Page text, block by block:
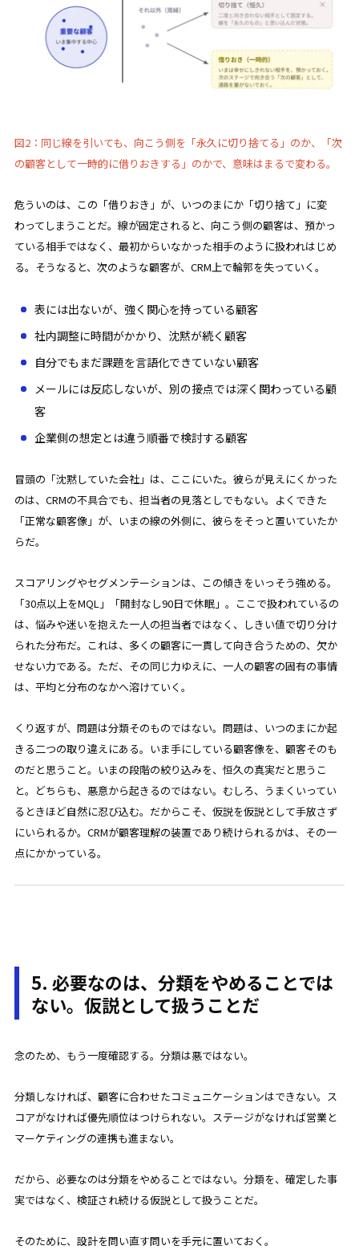
図2：同じ線を引いても、向こう側を「永久に切り捨てる」のか、「次
の顧客として一時的に借りおきする」のかで、意味はまるで変わる。
危ういのは、この「借りおき」が、いつのまにか「切り捨て」に変
わってしまうことだ。線が固定されると、向こう側の顧客は、預かっ
ている相手ではなく、最初からいなかった相手のように扱われはじめ
る。そうなると、次のような顧客が、CRM上で輪郭を失っていく。
表には出ないが、強く関心を持っている顧客
社内調整に時間がかかり、沈黙が続く顧客
自分でもまだ課題を言語化できていない顧客
メールには反応しないが、別の接点では深く関わっている顧
客
企業側の想定とは違う順番で検討する顧客
冒頭の「沈黙していた会社」は、ここにいた。彼らが見えにくかった
のは、CRMの不具合でも、担当者の見落としでもない。よくできた
「正常な顧客像」が、いまの線の外側に、彼らをそっと置いていたか
らだ。
スコアリングやセグメンテーションは、この傾きをいっそう強める。
「30点以上をMQL」「開封なし90日で休眠」。ここで扱われているの
は、悩みや迷いを抱えた一人の担当者ではなく、しきい値で切り分け
られた分布だ。これは、多くの顧客に一貫して向き合うための、欠か
せない力である。ただ、その同じ力ゆえに、一人の顧客の固有の事情
は、平均と分布のなかへ溶けていく。
くり返すが、問題は分類そのものではない。問題は、いつのまにか起
きる二つの取り違えにある。いま手にしている顧客像を、顧客そのも
のだと思うこと。いまの段階の絞り込みを、恒久の真実だと思うこ
と。どちらも、悪意から起きるのではない。むしろ、うまくいってい
るときほど自然に忍び込む。だからこそ、仮説を仮説として手放さず
にいられるか。CRMが顧客理解の装置であり続けられるかは、その一
点にかかっている。
5. 必要なのは、分類をやめることでは
ない。仮説として扱うことだ
念のため、もう一度確認する。分類は悪ではない。
分類しなければ、顧客に合わせたコミュニケーションはできない。ス
コアがなければ優先順位はつけられない。ステージがなければ営業と
マーケティングの連携も進まない。
だから、必要なのは分類をやめることではない。分類を、確定した事
実ではなく、検証され続ける仮説として扱うことだ。
そのために、設計を問い直す問いを手元に置いておく。